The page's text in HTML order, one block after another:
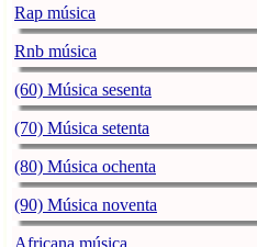
Rap música
Rnb música
(60) Música sesenta
(70) Música setenta
(80) Música ochenta
(90) Música noventa
Africana música